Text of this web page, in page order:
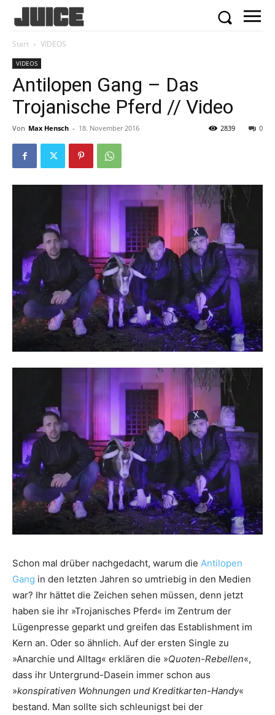
Start VIDEOS
VIDEOS
Antilopen Gang – Das
Trojanische Pferd // Video
Von Max Hensch - 18. November 2016 0
2839
Schon mal drüber nachgedacht, warum die Antilopen
Gang in den letzten Jahren so umtriebig in den Medien
war? Ihr hättet die Zeichen sehen müssen, denn jetzt
haben sie ihr »Trojanisches Pferd« im Zentrum der
Lügenpresse geparkt und greifen das Establishment im
Kern an. Oder so ähnlich. Auf der ersten Single zu
»Anarchie und Alltag« erklären die »Quoten-Rebellen«,
dass ihr Untergrund-Dasein immer schon aus
»konspirativen Wohnungen und Kreditkarten-Handy«
bestand. Man sollte sich schleunigst bei der